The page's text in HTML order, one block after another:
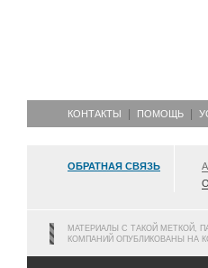
КОНТАКТЫ ПОМОЩЬ
ОБРАТНАЯ СВЯЗЬ
МАТЕРИАЛЫ С ТАКОЙ МЕТКОЙ,
КОМПАНИЙ ОПУБЛИКОВАНЫ НА